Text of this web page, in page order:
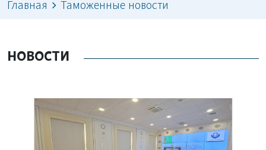
Главная Таможенные новости
НОВОСТИ